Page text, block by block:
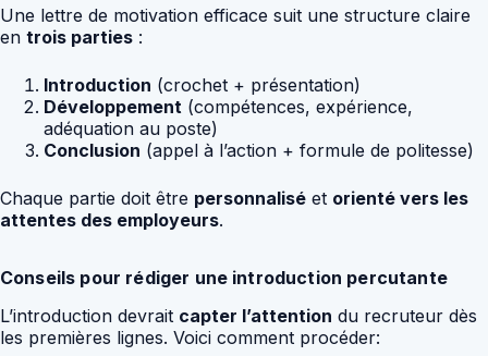
Une lettre de motivation efficace suit une structure claire
en trois parties :
Introduction (crochet + présentation)
Développement (compétences, expérience,
adéquation au poste)
Conclusion (appel à l’action + formule de politesse)
Chaque partie doit être personnalisé et orienté vers les
attentes des employeurs.
Conseils pour rédiger une introduction percutante
L’introduction devrait capter l’attention du recruteur dès
les premières lignes. Voici comment procéder: